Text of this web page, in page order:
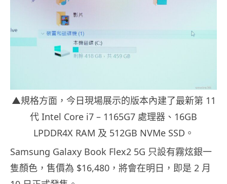
▲規格方面，今日現場展示的版本內建了最新第 11
代 Intel Core i7 – 1165G7 處理器、16GB
LPDDR4X RAM 及 512GB NVMe SSD。
Samsung Galaxy Book Flex2 5G 只設有霧炫銀一
隻顏色，售價為 $16,480，將會在明日，即是 2 月